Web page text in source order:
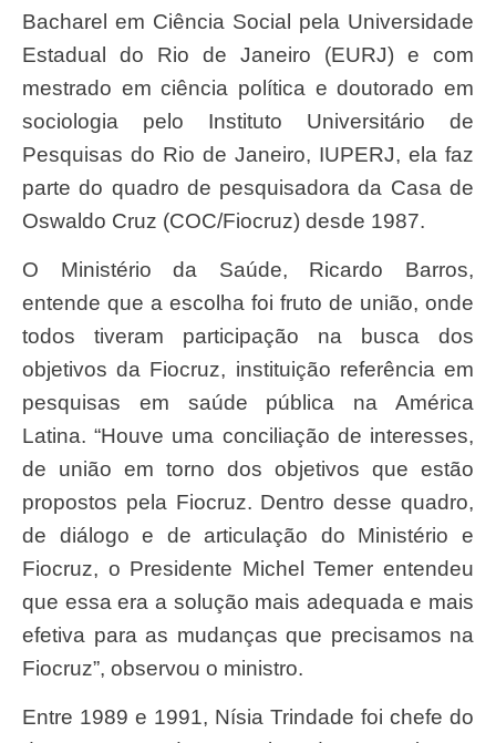
Bacharel em Ciência Social pela Universidade
Estadual do Rio de Janeiro (EURJ) e com
mestrado em ciência política e doutorado em
sociologia pelo Instituto Universitário de
Pesquisas do Rio de Janeiro, IUPERJ, ela faz
parte do quadro de pesquisadora da Casa de
Oswaldo Cruz (COC/Fiocruz) desde 1987.
O Ministério da Saúde, Ricardo Barros,
entende que a escolha foi fruto de união, onde
todos tiveram participação na busca dos
objetivos da Fiocruz, instituição referência em
pesquisas em saúde pública na América
Latina. “Houve uma conciliação de interesses,
de união em torno dos objetivos que estão
propostos pela Fiocruz. Dentro desse quadro,
de diálogo e de articulação do Ministério e
Fiocruz, o Presidente Michel Temer entendeu
que essa era a solução mais adequada e mais
efetiva para as mudanças que precisamos na
Fiocruz”, observou o ministro.
Entre 1989 e 1991, Nísia Trindade foi chefe do